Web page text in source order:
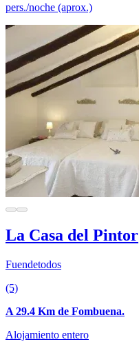
pers./noche (aprox.)
La Casa del Pintor
Fuendetodos
(5)
A 29.4 Km de Fombuena.
Alojamiento entero